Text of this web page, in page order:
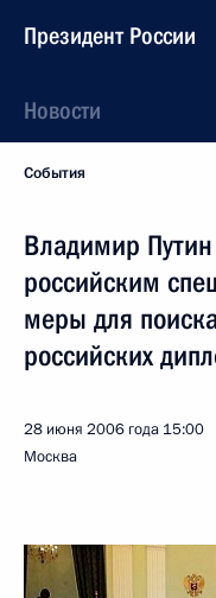
Президент России
Новости
События
Владимир
российским
меры для
российских
28 июня 2006 года 15:00
Москва